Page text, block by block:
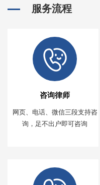
服务流程
咨询律师
网页、电话、微信三段支持咨
询，足不出户即可咨询